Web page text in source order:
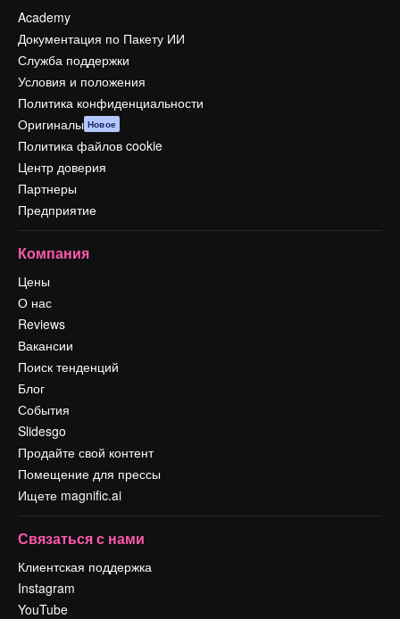
Academy
Документация по Пакету ИИ
Служба поддержки
Условия и положения
Политика конфиденциальности
Оригиналы Новое
Политика файлов cookie
Центр доверия
Партнеры
Предприятие
Компания
Цены
О нас
Reviews
Вакансии
Поиск тенденций
Блог
События
Slidesgo
Продайте свой контент
Помещение для прессы
Ищете magnific.ai
Связаться с нами
Клиентская поддержка
Instagram
YouTube